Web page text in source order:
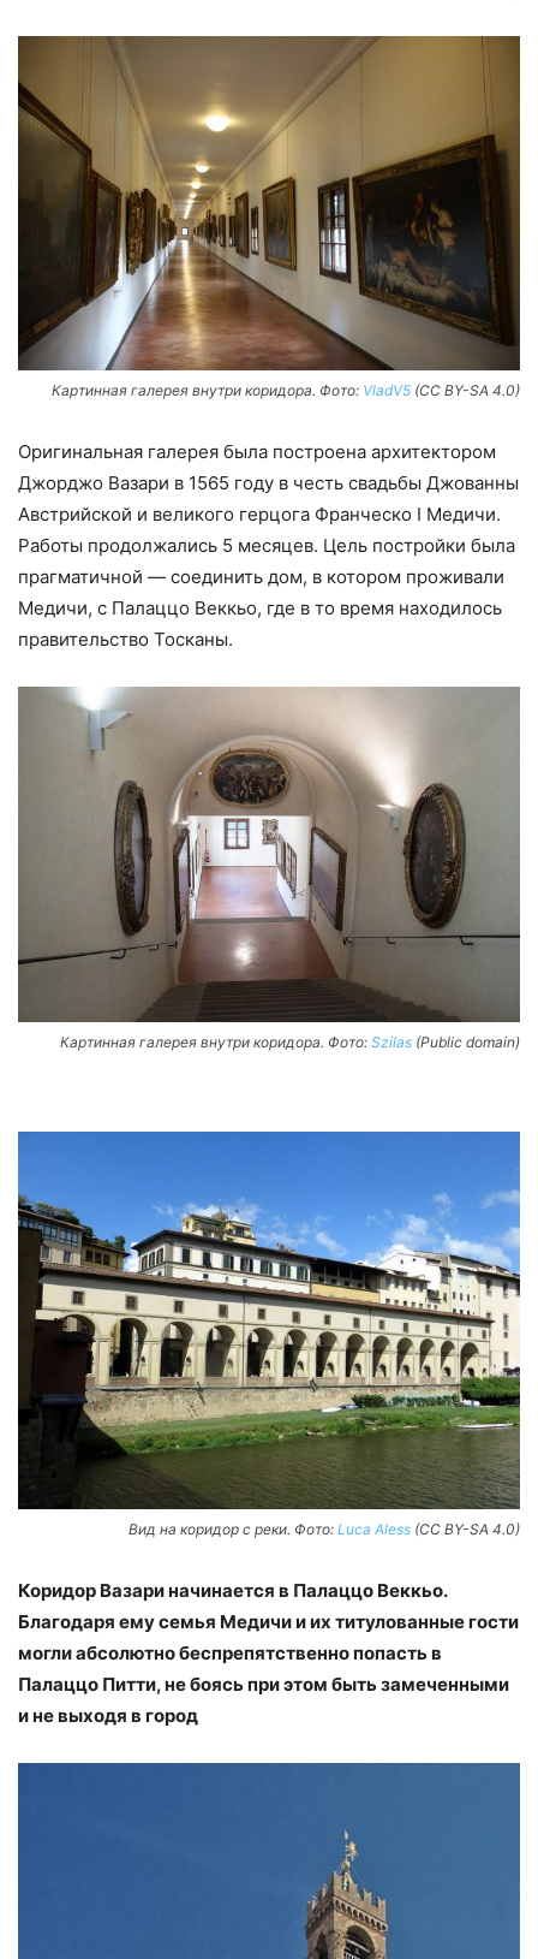
Картинная галерея внутри коридора. Фото: VladV5 (CC BY-SA 4.0)
Оригинальная галерея была построена архитектором
Джорджо Вазари в 1565 году в честь свадьбы Джованны
Австрийской и великого герцога Франческо I Медичи.
Работы продолжались 5 месяцев. Цель постройки была
прагматичной — соединить дом, в котором проживали
Медичи, с Палаццо Веккьо, где в то время находилось
правительство Тосканы.
Картинная галерея внутри коридора. Фото: Szilas (Public domain)
Вид на коридор с реки. Фото: Luca Aless (CC BY-SA 4.0)
Коридор Вазари начинается в Палаццо Веккьо.
Благодаря ему семья Медичи и их титулованные гости
могли абсолютно беспрепятственно попасть в
Палаццо Питти, не боясь при этом быть замеченными
и не выходя в город